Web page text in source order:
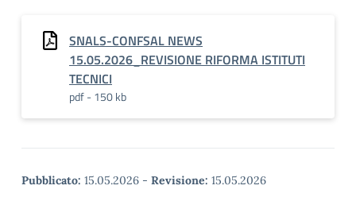
SNALS-CONFSAL NEWS
15.05.2026_REVISIONE RIFORMA ISTITUTI
TECNICI
pdf - 150 kb
Pubblicato: 15.05.2026 - Revisione: 15.05.2026